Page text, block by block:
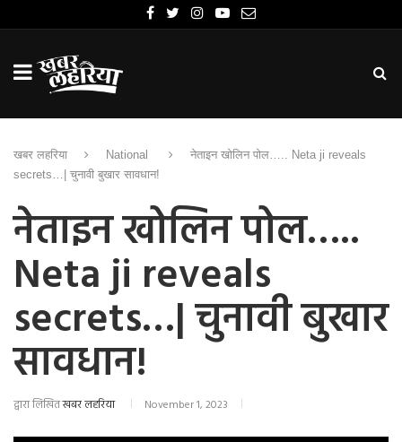
खबर लहरिया National
नेताइन खोलिन पोल….. Neta ji reveals
secrets…| चुनावी बुखार सावधान!
नेताइन खोलिन पोल…..
Neta ji reveals
secrets…| चुनावी बुखार
सावधान!
द्वारा लिखितखबर लहरिया November 1, 2023